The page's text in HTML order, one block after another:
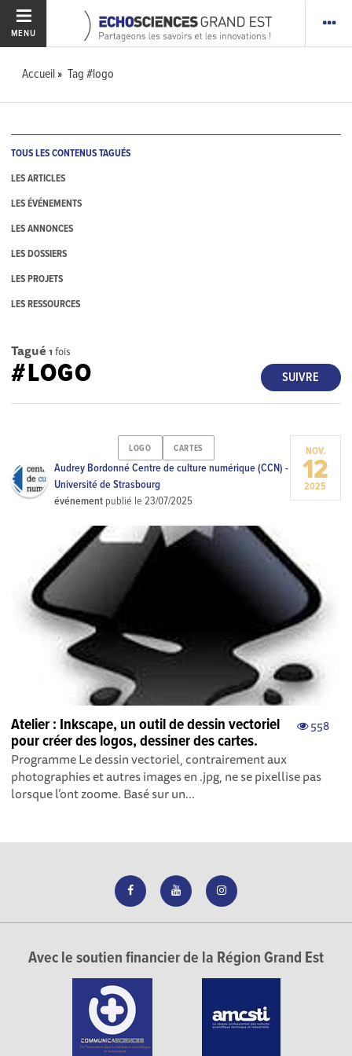
MENU
Accueil Tag #logo
TOUS LES CONTENUS TAGUÉS
LES ARTICLES
LES ÉVÉNEMENTS
LES ANNONCES
LES DOSSIERS
LES PROJETS
LES RESSOURCES
Tagué 1 fois
SUIVRE
#LOGO
LOGO CARTES
Audrey Bordonné Centre de culture numérique (CCN) -
Université de Strasbourg
événement publié le23/07/2025
NOV.
12
2025
558
Atelier : Inkscape, un outil de dessin vectoriel
pour créer des logos, dessiner des cartes.
Programme Le dessin vectoriel, contrairement aux
photographies et autres images en .jpg, ne se pixellise pas
lorsque l’ont zoome. Basé sur un...
Avec le soutien financier de la Région Grand Est